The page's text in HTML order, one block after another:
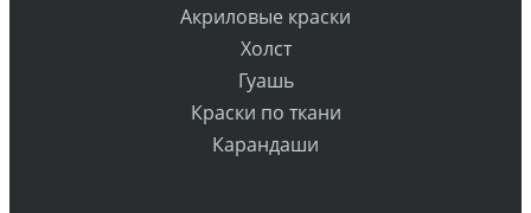
Акриловые краски
Холст
Гуашь
Краски по ткани
Карандаши